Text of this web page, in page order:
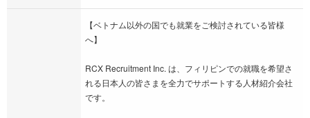
【ベトナム以外の国でも就業をご検討されている皆様
へ】
RCX Recruitment Inc. は、フィリピンでの就職を希望さ
れる日本人の皆さまを全力でサポートする人材紹介会社
です。